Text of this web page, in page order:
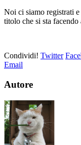
Noi ci siamo registrati
titolo che si sta facendo
Condividi! Twitter
Email
Autore